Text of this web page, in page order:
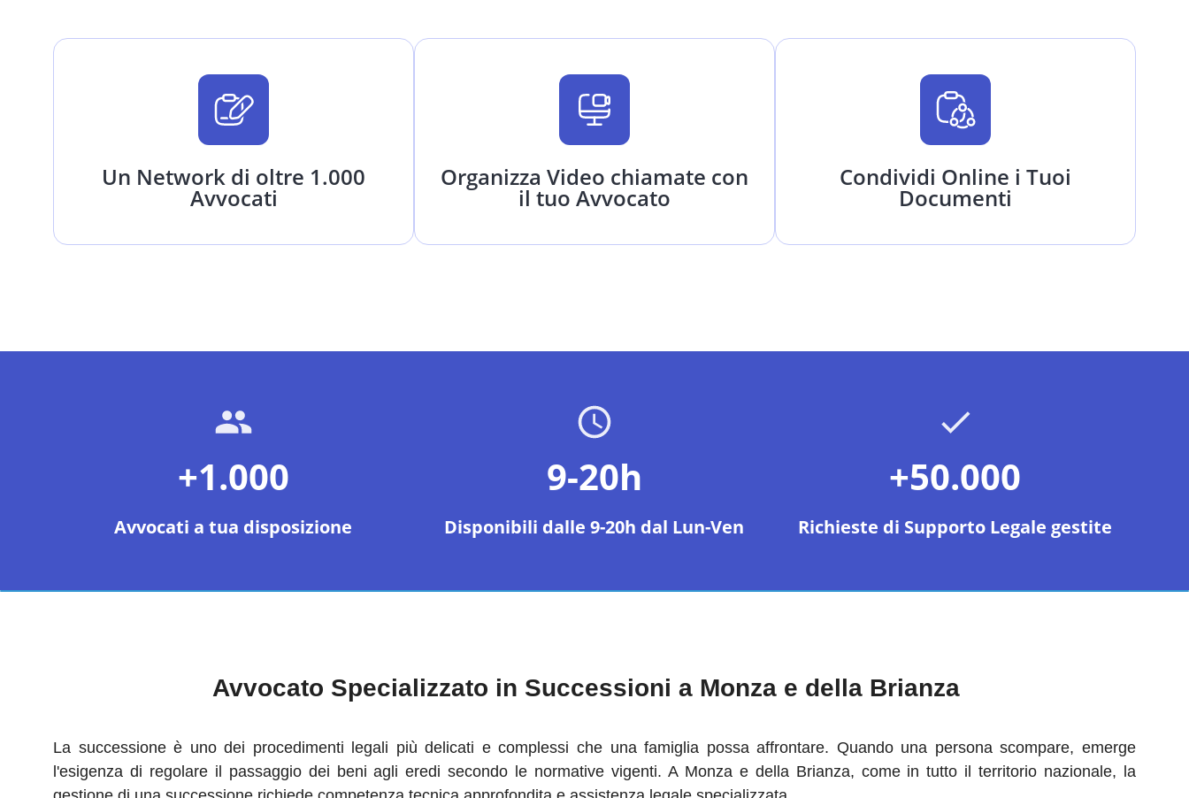
Un Network di oltre 1.000
Avvocati
Organizza Video chiamate con
il tuo Avvocato
Condividi Online i Tuoi
Documenti
+1.000
Avvocati a tua disposizione
9-20h
Disponibili dalle 9-20h dal Lun-Ven
+50.000
Richieste di Supporto Legale gestite
Avvocato Specializzato in Successioni a Monza e della Brianza
La successione è uno dei procedimenti legali più delicati e complessi che una famiglia possa affrontare. Quando una persona scompare, emerge
l'esigenza di regolare il passaggio dei beni agli eredi secondo le normative vigenti. A Monza e della Brianza, come in tutto il territorio nazionale, la